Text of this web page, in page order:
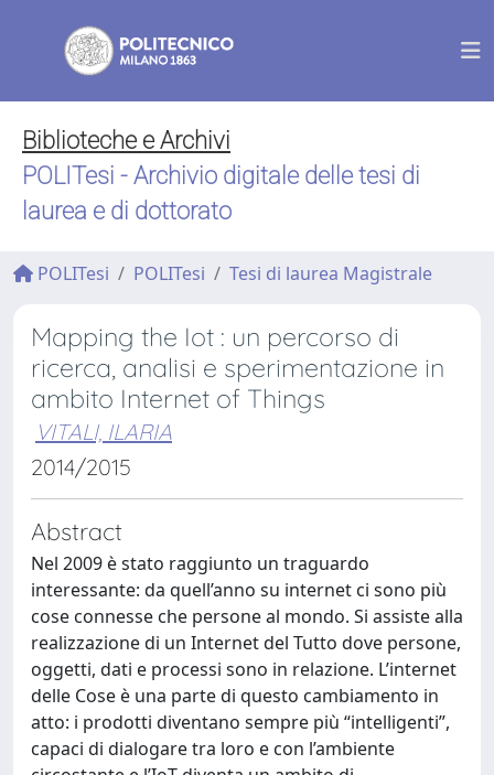
Biblioteche e Archivi
POLITesi - Archivio digitale delle tesi di
laurea e di dottorato
POLITesi POLITesi Tesi di laurea Magistrale
Mapping the Iot : un percorso di
ricerca, analisi e sperimentazione in
ambito Internet of Things
VITALI, ILARIA
2014/2015
Abstract
Nel 2009 è stato raggiunto un traguardo
interessante: da quell’anno su internet ci sono più
cose connesse che persone al mondo. Si assiste alla
realizzazione di un Internet del Tutto dove persone,
oggetti, dati e processi sono in relazione. L’internet
delle Cose è una parte di questo cambiamento in
atto: i prodotti diventano sempre più “intelligenti”,
capaci di dialogare tra loro e con l’ambiente